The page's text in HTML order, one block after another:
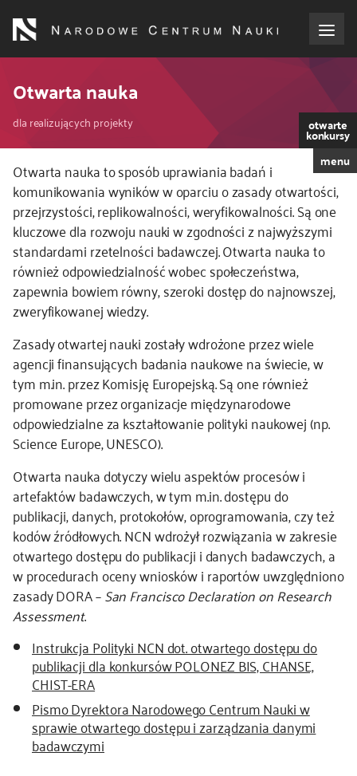
treści
dla wnioskodawców
dla realizujących projekty
dla ekspertów
efekty NCN
współpraca międzynarodowa
nagroda NCN
kontakt
Otwarta nauka
Ścieżka
nawigacyjna
dla realizujących projekty otwarte
konkursy
menu
Kod
CSS
i
JS
Otwarta nauka to sposób uprawiania badań i
komunikowania wyników w oparciu o zasady otwartości,
przejrzystości, replikowalności, weryfikowalności. Są one
kluczowe dla rozwoju nauki w zgodności z najwyższymi
standardami rzetelności badawczej. Otwarta nauka to
również odpowiedzialność wobec społeczeństwa,
zapewnia bowiem równy, szeroki dostęp do najnowszej,
zweryfikowanej wiedzy.
Zasady otwartej nauki zostały wdrożone przez wiele
agencji finansujących badania naukowe na świecie, w
tym m.in. przez Komisję Europejską. Są one również
promowane przez organizacje międzynarodowe
odpowiedzialne za kształtowanie polityki naukowej (np.
Science Europe, UNESCO).
Otwarta nauka dotyczy wielu aspektów procesów i
artefaktów badawczych, w tym m.in. dostępu do
publikacji, danych, protokołów, oprogramowania, czy też
kodów źródłowych. NCN wdrożył rozwiązania w zakresie
otwartego dostępu do publikacji i danych badawczych, a
w procedurach oceny wniosków i raportów uwzględniono
zasady DORA –San Francisco Declaration on Research
Assessment.
Instrukcja Polityki NCN dot. otwartego dostępu do
publikacji dla konkursów POLONEZ BIS, CHANSE,
CHIST-ERA
Pismo Dyrektora Narodowego Centrum Nauki w
sprawie otwartego dostępu i zarządzania danymi
badawczymi